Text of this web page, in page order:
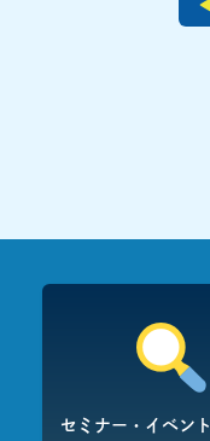
セミナー・イベント